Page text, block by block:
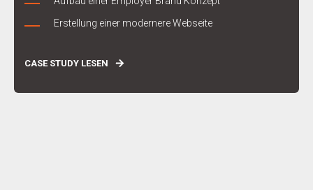
Erstellung einer modernere Webseite
CASE STUDY LESEN